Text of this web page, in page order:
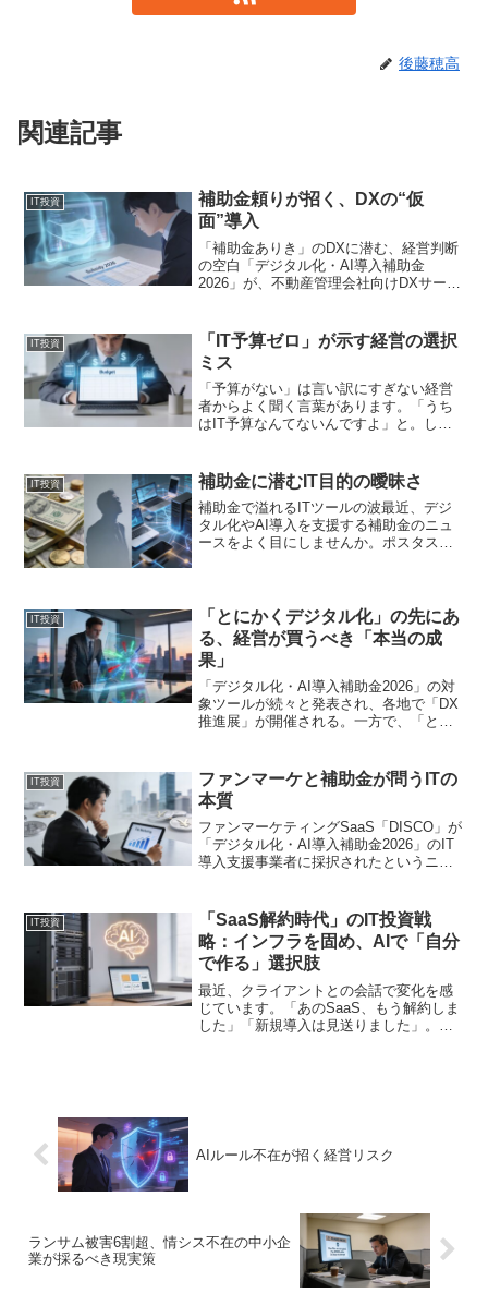
後藤穂高
関連記事
IT投資
補助金頼りが招く、DXの“仮
面”導入
「補助金ありき」のDXに潜む、経営判断
の空白「デジタル化・AI導入補助金
2026」が、不動産管理会社向けDXサービ
万円の補助を受けられるということで、
多くの経...
IT投資
「IT予算ゼロ」が示す経営の選択
ミス
「予算がない」は言い訳にすぎない経営
者からよく聞く言葉があります。「うち
はIT予算なんてないんですよ」と。しか
合、IT投資を「経営判断として選ばなか
った」という事実を隠し...
IT投資 補助金に潜むIT目的の曖昧さ
補助金で溢れるITツールの波最近、デジ
タル化やAI導入を支援する補助金のニュ
ースをよく目にしませんか。ポスタスが
助金の対...
IT投資
「とにかくデジタル化」の先にあ
る、経営が買うべき「本当の成
果」
「デジタル化・AI導入補助金2026」の対
象ツールが続々と発表され、各地で「DX
推進展」が開催される。一方で、「とに
る。この二つのニュースは、表裏一体の
同じ構造を映し出...
IT投資
ファンマーケと補助金が問うITの
本質
ファンマーケティングSaaS「DISCO」が
「デジタル化・AI導入補助金2026」のIT
導入支援事業者に採択されたというニュ
切にし、ロイヤルティを高めることで持
続的な成...
IT投資
「SaaS解約時代」のIT投資戦
略：インフラを固め、AIで「自分
で作る」選択肢
最近、クライアントとの会話で変化を感
じています。「あのSaaS、もう解約しま
した」「新規導入は見送りました」。大
AIルール不在が招く経営リスク
ランサム被害6割超、情シス不在の中小企
業が採るべき現実策